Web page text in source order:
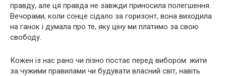
правду, але ця правда не завжди приносила полегшення.
Вечорами, коли сонце сідало за горизонт, вона виходила
на ганок і думала про те, яку ціну ми платимо за свою
свободу.
Кожен із нас рано чи пізно постає перед вибором: жити
за чужими правилами чи будувати власний світ, навіть